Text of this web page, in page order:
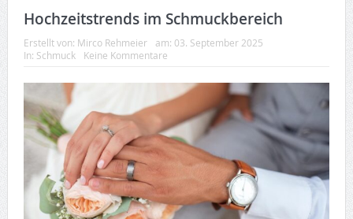
Hochzeitstrends im Schmuckbereich
Erstellt von: Mirco Rehmeier am: 03. September 2025
In: Schmuck Keine Kommentare